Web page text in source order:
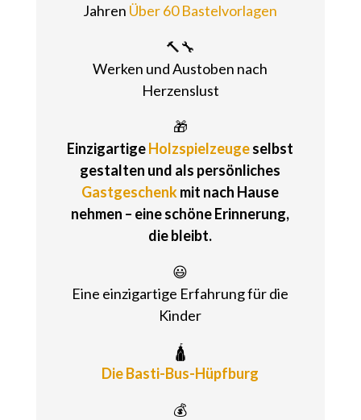
Jahren Über 60 Bastelvorlagen
🔨🔧
Werken und Austoben nach
Herzenslust
🎁
EinzigartigeHolzspielzeugeselbst
gestalten und als persönliches
Gastgeschenkmit nach Hause
nehmen – eine schöne Erinnerung,
die bleibt.
😃
Eine einzigartige Erfahrung für die
Kinder
🛕
Die Basti-Bus-Hüpfburg
💰